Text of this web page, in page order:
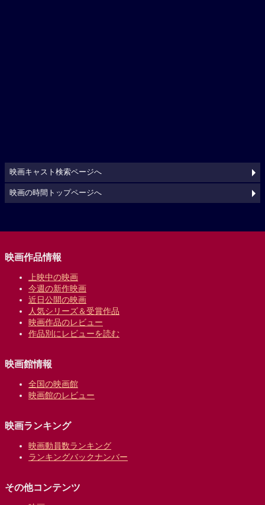
映画キャスト検索ページへ
映画の時間トップページへ
映画作品情報
上映中の映画
今週の新作映画
近日公開の映画
人気シリーズ＆受賞作品
映画作品のレビュー
作品別にレビューを読む
映画館情報
全国の映画館
映画館のレビュー
映画ランキング
映画動員数ランキング
ランキングバックナンバー
その他コンテンツ